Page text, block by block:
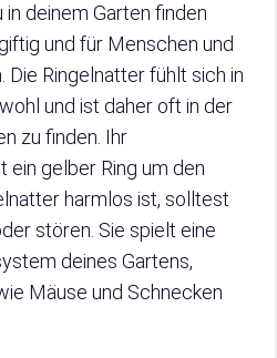
deinem Garten finden
und für Menschen und
Die Ringelnatter fühlt sich in
und ist daher oft in der
zu finden. Ihr
ein gelber Ring um den
harmlos ist, solltest
stören. Sie spielt eine
deines Gartens,
Mäuse und Schnecken